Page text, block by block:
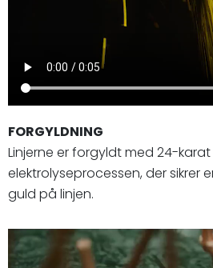
FORGYLDNING
Linjerne er forgyldt med 24-
elektrolyseprocessen, der
guld på linjen.